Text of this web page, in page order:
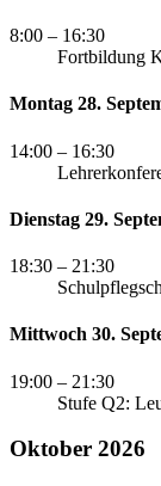
8:00 – 16:30
Fortbildung
Montag 28.
14:00 – 16:30
Dienstag 29.
18:30 – 21:30
Mittwoch 30.
19:00 – 21:30
Stufe Q2:
Oktober 2026